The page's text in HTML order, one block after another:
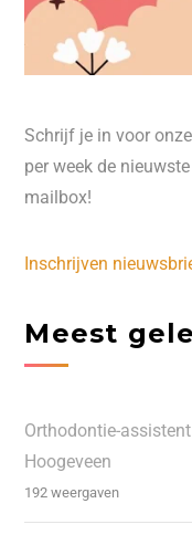
Schrijf je in voor
per week de
mailbox!
Inschrijven
Meest
Orthodontie-
Hoogeveen
192 weergaven